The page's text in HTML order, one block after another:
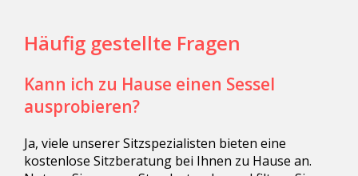
Häufig gestellte Fragen
Kann ich zu Hause einen Sessel
ausprobieren?
Ja, viele unserer Sitzspezialisten bieten eine
kostenlose Sitzberatung bei Ihnen zu Hause an.